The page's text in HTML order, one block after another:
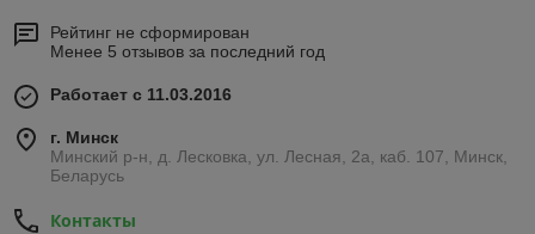
Рейтинг не сформирован
Менее 5 отзывов за последний год
Работает с 11.03.2016
г. Минск
Минский р-н, д. Лесковка, ул. Лесная, 2а, каб. 107, Минск,
Беларусь
Контакты